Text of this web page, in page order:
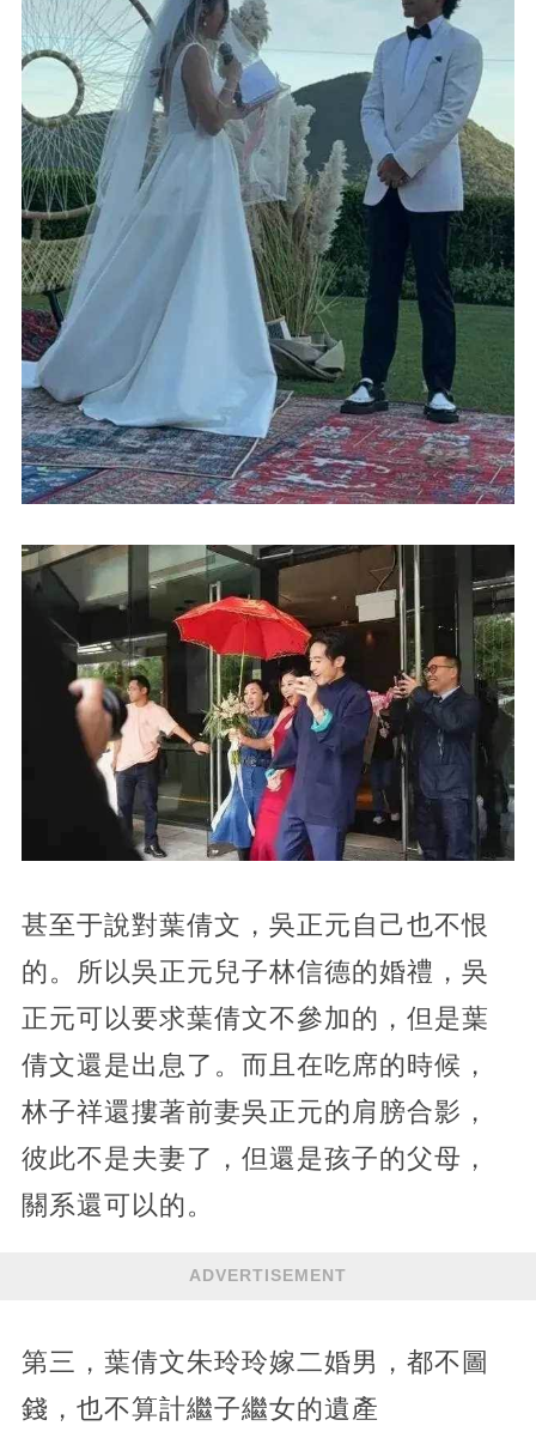
甚至于說對葉倩文，吳正元自己也不恨
的。所以吳正元兒子林信德的婚禮，吳
正元可以要求葉倩文不參加的，但是葉
倩文還是出息了。而且在吃席的時候，
林子祥還摟著前妻吳正元的肩膀合影，
彼此不是夫妻了，但還是孩子的父母，
關系還可以的。
ADVERTISEMENT
第三，葉倩文朱玲玲嫁二婚男，都不圖
錢，也不算計繼子繼女的遺產